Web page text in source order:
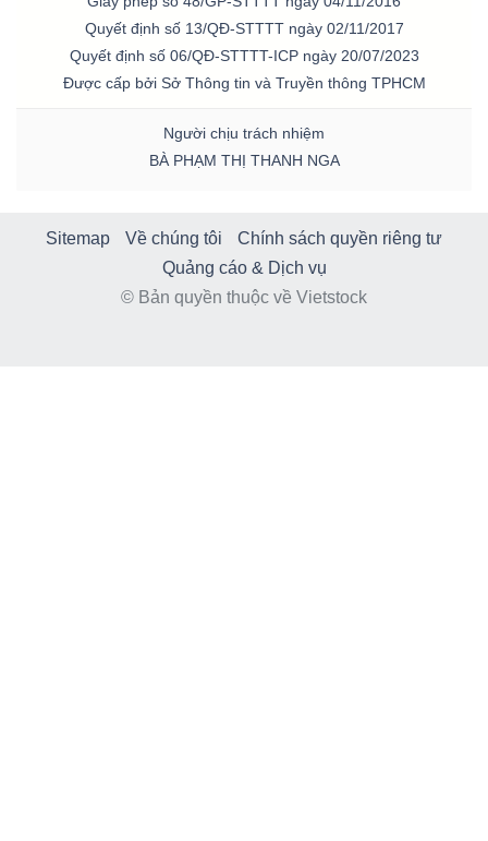
Quyết định số 13/QĐ-STTTT ngày 02/11/2017
Quyết định số 06/QĐ-STTTT-ICP ngày 20/07/2023
Được cấp bởi Sở Thông tin và Truyền thông TPHCM
Người chịu trách nhiệm
BÀ PHẠM THỊ THANH NGA
Sitemap Về chúng tôi
Chính sách quyền riêng tư
Quảng cáo & Dịch vụ
© Bản quyền thuộc về Vietstock